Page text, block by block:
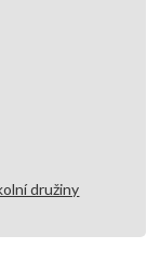
družiny